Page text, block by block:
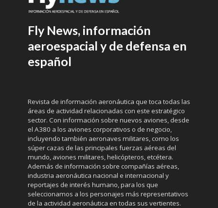
Fly News, información
aeroespacial y de defensa en
español
Revista de información aeronáutica que toca todas las
áreas de actividad relacionadas con este estratégico
sector. Con información sobre nuevos aviones, desde
el A380 a los aviones corporativos o de negocio,
incluyendo también aeronaves militares, como los
súper cazas de las principales fuerzas aéreas del
mundo, aviones militares, helicópteros, etcétera.
Además de información sobre compañías aéreas,
industria aeronáutica nacional e internacional y
reportajes de interés humano, para los que
seleccionamos a los personajes más representativos
de la actividad aeronáutica en todas sus vertientes.